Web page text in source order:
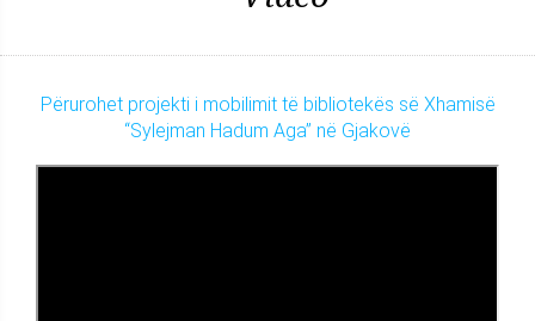
Përurohet projekti i mobilimit të bibliotekës së Xhamisë
“Sylejman Hadum Aga” në Gjakovë